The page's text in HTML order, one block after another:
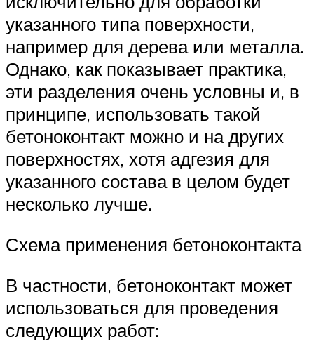
указанного типа поверхности,
например для дерева или металла.
Однако, как показывает практика,
эти разделения очень условны и, в
принципе, использовать такой
бетоноконтакт можно и на других
поверхностях, хотя адгезия для
указанного состава в целом будет
несколько лучше.
Схема применения бетоноконтакта
В частности, бетоноконтакт может
использоваться для проведения
следующих работ: